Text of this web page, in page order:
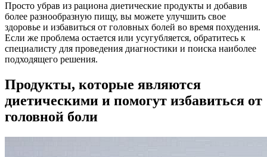
Просто убрав из рациона диетические продукты и добавив
более разнообразную пищу, вы можете улучшить свое
здоровье и избавиться от головных болей во время похудения.
Если же проблема остается или усугубляется, обратитесь к
специалисту для проведения диагностики и поиска наиболее
подходящего решения.
Продукты, которые являются
диетическими и помогут избавиться от
головной боли